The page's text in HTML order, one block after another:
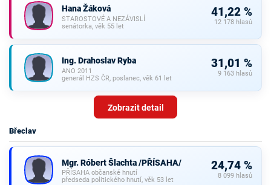
Hana Žáková
STAROSTOVÉ A NEZÁVISLÍ
senátorka, věk 55 let
41,22 %
12 178 hlasů
Ing. Drahoslav Ryba
ANO 2011
generál HZS ČR, poslanec, věk 61 let
31,01 %
9 163 hlasů
Zobrazit detail
Břeclav
Mgr. Róbert Šlachta /PŘÍSAHA/
PŘÍSAHA občanské hnutí
předseda politického hnutí, věk 53 let
24,74 %
8 099 hlasů